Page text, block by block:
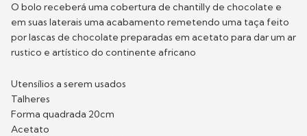
O bolo receberá uma cobertura de chantilly de chocolate e
em suas laterais uma acabamento remetendo uma taça feito
por lascas de chocolate preparadas em acetato para dar um ar
rustico e artístico do continente africano
Utensílios a serem usados
Talheres
Forma quadrada 20cm
Acetato